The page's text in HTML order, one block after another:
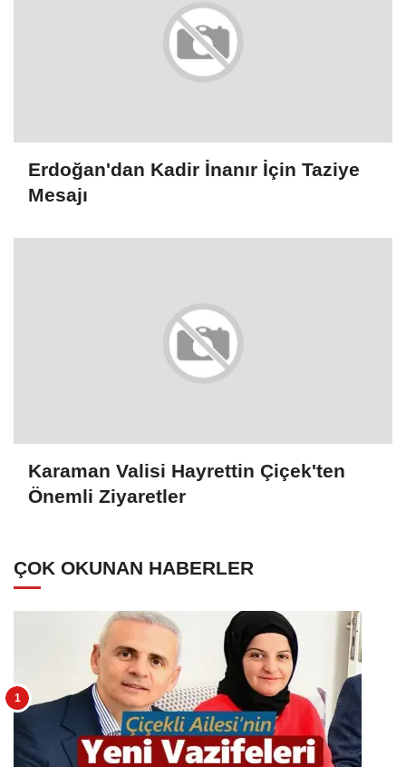
Erdoğan'dan Kadir İnanır İçin Taziye
Mesajı
Karaman Valisi Hayrettin Çiçek'ten
Önemli Ziyaretler
ÇOK OKUNAN HABERLER